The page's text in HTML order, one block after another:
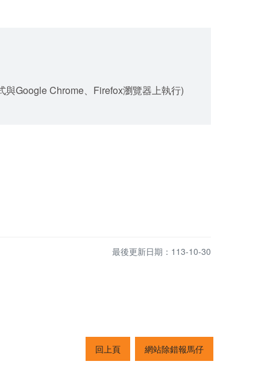
Google Chrome、Firefox瀏覽器上執行)
最後更新日期：113-10-30
回上頁 網站除錯報馬仔